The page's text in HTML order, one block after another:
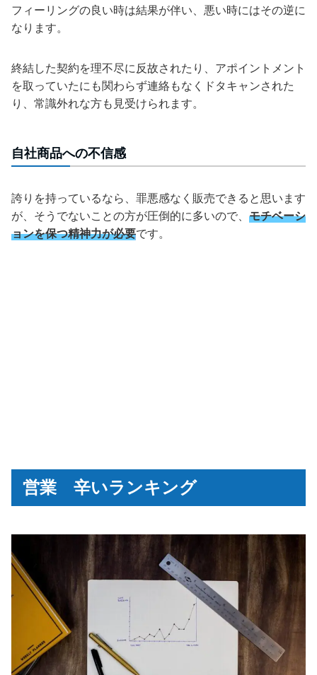
フィーリングの良い時は結果が伴い、悪い時にはその逆に
なります。
終結した契約を理不尽に反故されたり、アポイントメント
を取っていたにも関わらず連絡もなくドタキャンされた
り、常識外れな方も見受けられます。
自社商品への不信感
誇りを持っているなら、罪悪感なく販売できると思います
が、そうでないことの方が圧倒的に多いので、 モチベーシ
ョンを保つ精神力が必要です。
営業 辛いランキング